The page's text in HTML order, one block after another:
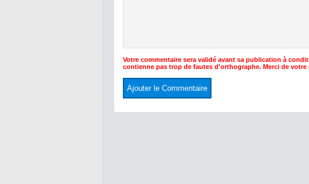
Votre commentaire sera validé avant sa publication à
contienne pas trop de fautes d'orthographe. Merci de votre